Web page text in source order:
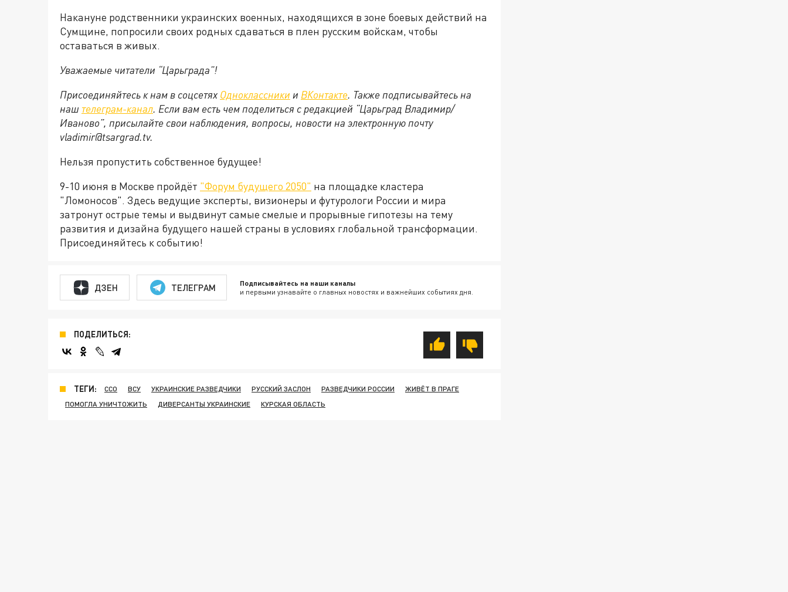
Накануне родственники украинских военных, находящихся в зоне боевых действий на
Сумщине, попросили своих родных сдаваться в плен русским войскам, чтобы
оставаться в живых.
Уважаемые читатели “Царьграда”!
Присоединяйтесь к нам в соцсетях Одноклассники и ВКонтакте. Также подписывайтесь на
наш телеграм-канал. Если вам есть чем поделиться с редакцией “Царьград Владимир/
Иваново”, присылайте свои наблюдения, вопросы, новости на электронную почту
vladimir@tsargrad.tv.
Нельзя пропустить собственное будущее!
9-10 июня в Москве пройдёт "Форум будущего 2050" на площадке кластера
"Ломоносов". Здесь ведущие эксперты, визионеры и футурологи России и мира
затронут острые темы и выдвинут самые смелые и прорывные гипотезы на тему
развития и дизайна будущего нашей страны в условиях глобальной трансформации.
Присоединяйтесь к событию!
ДЗЕН ТЕЛЕГРАМ Подписывайтесь на наши каналы
и первыми узнавайте о главных новостях и важнейших событиях дня.
ПОДЕЛИТЬСЯ:
ТЕГИ: ССО ВСУ УКРАИНСКИЕ РАЗВЕДЧИКИ РУССКИЙ ЗАСЛОН РАЗВЕДЧИКИ РОССИИ
ЖИВЁТ В ПРАГЕ
ПОМОГЛА УНИЧТОЖИТЬ
ДИВЕРСАНТЫ УКРАИНСКИЕ КУРСКАЯ ОБЛАСТЬ